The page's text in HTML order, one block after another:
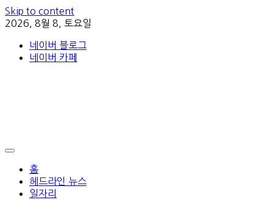
Skip to content
2026, 8월 8, 토요일
네이버 블로그
네이버 카페
홈
헤드라인 뉴스
일자리